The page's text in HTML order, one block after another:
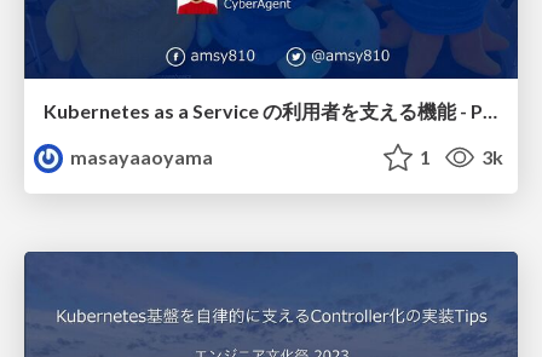
Kubernetes as a Service の利用者を支える機能 - Platform Engineering Meetup #1 / pfem01-amsy810-k8s
masayaaoyama
1 3k